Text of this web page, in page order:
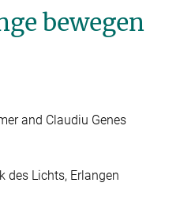
bewegen
and Claudiu Genes
des Lichts, Erlangen